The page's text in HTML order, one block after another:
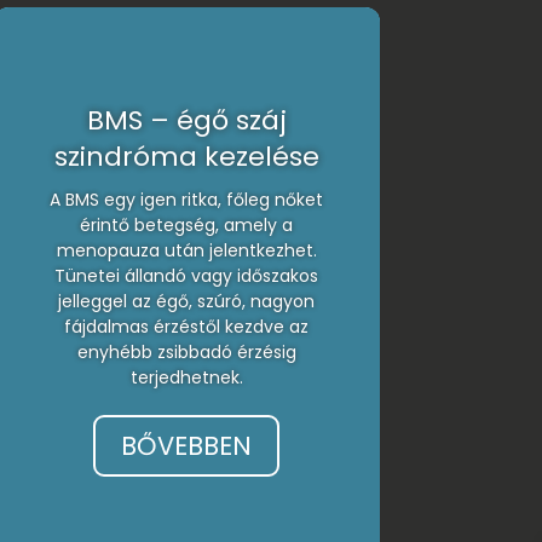
BMS – égő száj
szindróma kezelése
A BMS egy igen ritka, főleg nőket
érintő betegség, amely a
menopauza után jelentkezhet.
Tünetei állandó vagy időszakos
jelleggel az égő, szúró, nagyon
fájdalmas érzéstől kezdve az
enyhébb zsibbadó érzésig
terjedhetnek.
BŐVEBBEN